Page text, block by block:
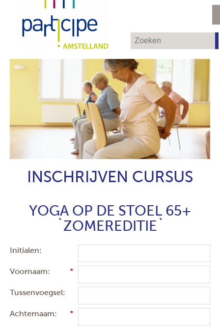
INSCHRIJVEN CURSUS
YOGA OP DE STOEL 65+
`ZOMEREDITIE`
Initialen:
Voornaam:
Tussenvoegsel:
Achternaam: